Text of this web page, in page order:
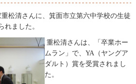
松清さんに、箕面市立第六中学校の生徒
れました。
重松清さんは、「卒業ホー
ムラン」で、YA（ヤングア
ダルト）賞を受賞されまし
た。